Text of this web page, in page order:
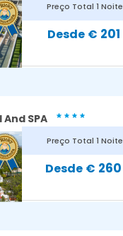
Preço Total 1 Noite
€ 201
SPA
Preço Total 1 Noite
€ 260